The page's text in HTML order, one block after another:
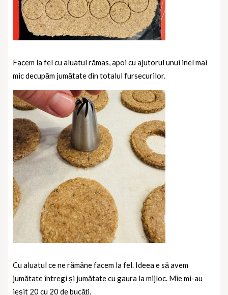
Facem la fel cu aluatul rămas, apoi cu ajutorul unui inel mai
mic decupăm jumătate din totalul fursecurilor.
Cu aluatul ce ne rămâne facem la fel. Ideea e să avem
jumătate întregi și jumătate cu gaura la mijloc. Mie mi-au
ieșit 20 cu 20 de bucăți.